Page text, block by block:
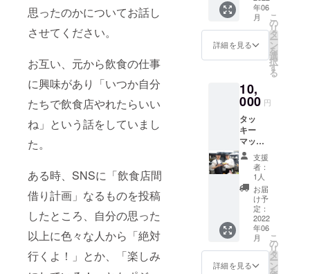
思ったのかについてお話し
させてください。
お互い、元から飲食の仕事
に興味があり「いつか自分
たちで飲食店やれたらいい
ね」という話をしていまし
た。
ある時、SNSに「飲食店間
借り計画」なるものを投稿
したところ、自分の思った
以上に色々な人から「絶対
行くよ！」とか、「楽しみ
のロゴ
に関し
ては、
ネイ
選びい
ただ
考欄に
お書き
くださ
い。 ※
写真の
モデル
は
170cm
です。
で、お
早めに
ご利用
くださ
のロゴ
に関し
ては、
ネイ
ビーと
ピンク
からお
選びい
ただ
き、備
考欄に
お書き
くださ
い。
＋感謝
の手紙
＋オリ
ジナル
ロゴス
テッ
引換券
の利用
期限は
2022年
12月末
日まで
になり
ます。
月に2回
程度の
営業と
なりま
すの
で、お
早めに
ご利用
くださ
年06
月
詳細を見る
こ
の
リ
タ
ー
ン
を
選
択
す
る
10,
000 円
タッ
キー
マッ
キーを2
時間自
由に使
える券
＋カ
レー＋
ラッ
シー引
換券＋
感謝の
手紙＋
支援
者：
1人
お届
け予
定：
2022
年06
月
詳細を見る
こ
の
リ
タ
ー
ン
を